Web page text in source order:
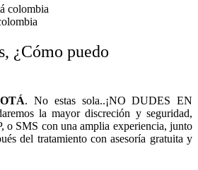
¿Cómo puedo
. No estas sola..¡NO DUDES EN
la mayor discreción y seguridad,
o SMS con una amplia experiencia, junto
del tratamiento con asesoría gratuita y